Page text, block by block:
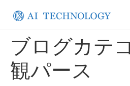
ブログカテ
観パース